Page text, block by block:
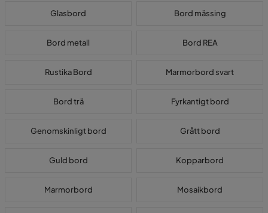
Glasbord Bord mässing
Bord metall Bord REA
Rustika Bord Marmorbord svart
Bord trä Fyrkantigt bord
Genomskinligt bord Grått bord
Guld bord Kopparbord
Marmorbord Mosaikbord